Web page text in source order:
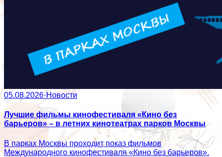
05.08.2026·Новости
Лучшие фильмы кинофестиваля «Кино без
барьеров» – в летних кинотеатрах парков Москвы
В парках Москвы проходит показ фильмов
Международного кинофестиваля «Кино без барьеров».